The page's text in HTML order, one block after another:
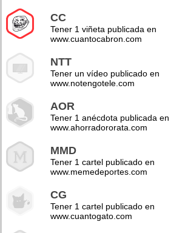
CC
Tener 1 viñeta publicada en
www.cuantocabron.com
NTT
Tener un vídeo publicado en
www.notengotele.com
AOR
Tener 1 anécdota publicada en
www.ahorradororata.com
MMD
Tener 1 cartel publicado en
www.memedeportes.com
CG
Tener 1 cartel publicado en
www.cuantogato.com